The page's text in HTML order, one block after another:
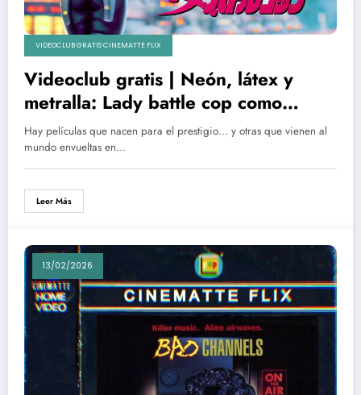
VIDEOCLUB GRATIS CINEMATTE FLIX
Videoclub gratis | Neón, látex y
metralla: Lady battle cop como
delirio cyberpunk
Hay películas que nacen para el prestigio… y otras que vienen al
mundo envueltas en…
Leer Más
13/02/2026